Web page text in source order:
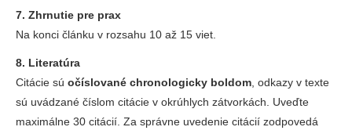
7. Zhrnutie pre prax
Na konci článku v rozsahu 10 až 15 viet.
8. Literatúra
Citácie sú očíslované chronologicky boldom , odkazy v texte
sú uvádzané číslom citácie v okrúhlych zátvorkách. Uveďte
maximálne 30 citácií. Za správne uvedenie citácií zodpovedá